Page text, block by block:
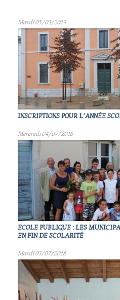
Mardi 05/03/2019
INSCRIPTIONS POUR L’ANNÉE
Mercredi 04/07/2018
ECOLE PUBLIQUE : LES
EN FIN DE SCOLARITÉ
Mardi 03/07/2018